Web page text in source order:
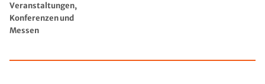
Veranstaltungen,
Konferenzen und
Messen